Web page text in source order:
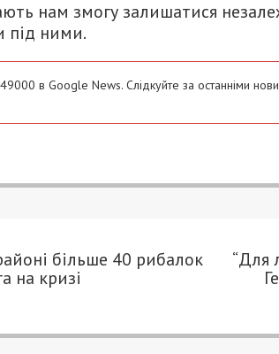
нам змогу залишатися
під ними.
в Google News. Слідкуйте за останніми
більше 40 рибалок
на кризі
“Для